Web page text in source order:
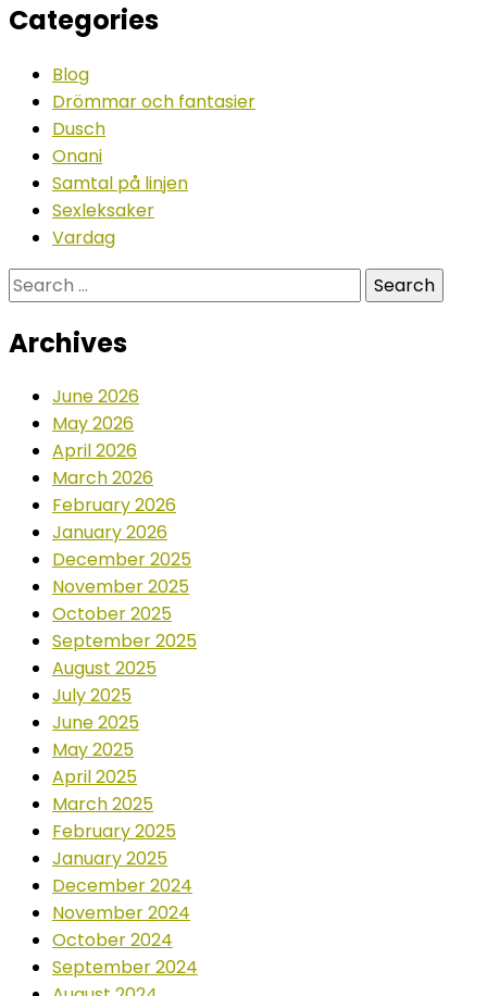
Categories
Blog
Drömmar och fantasier
Dusch
Onani
Samtal på linjen
Sexleksaker
Vardag
Search
for:
Archives
June 2026
May 2026
April 2026
March 2026
February 2026
January 2026
December 2025
November 2025
October 2025
September 2025
August 2025
July 2025
June 2025
May 2025
April 2025
March 2025
February 2025
January 2025
December 2024
November 2024
October 2024
September 2024